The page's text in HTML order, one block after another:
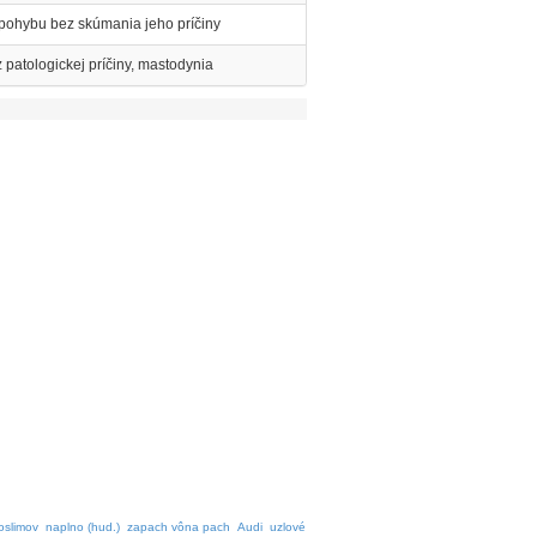
bez skúmania jeho príčiny
príčiny, mastodynia
naplno (hud.) zapach vôna pach Audi uzlové